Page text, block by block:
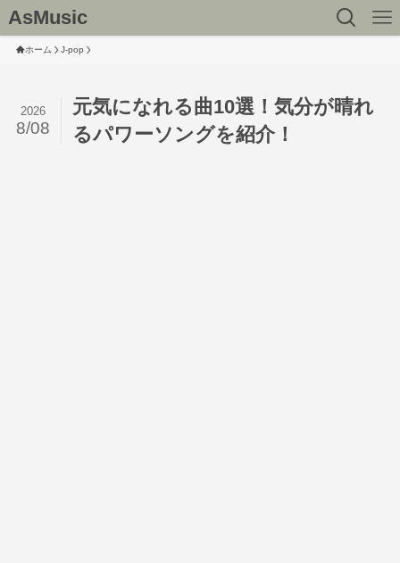
AsMusic
ホーム J-pop
元気になれる曲10選！気分が晴れ
るパワーソングを紹介！
2026
8/08